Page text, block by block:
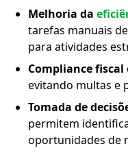
Melhoria da
tarefas manuais
para atividades
Compliance
evitando multas e
Tomada de
permitem
oportunidades de